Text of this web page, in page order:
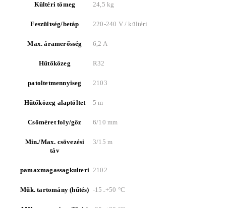
Kültéri tömeg 24,5 kg
Feszültség/betáp 220-240 V / kültéri
Max. áramerősség 6,2 A
Hűtőközeg R32
patoltetmennyiseg 2103
Hűtőközeg alaptöltet 5 m
Csőméret foly/gőz 6/10 mm
Min./Max. csövezési
táv
3/15 m
pamaxmagassagkulteri 2102
Műk. tartomány (hűtés) -15..+50 °C